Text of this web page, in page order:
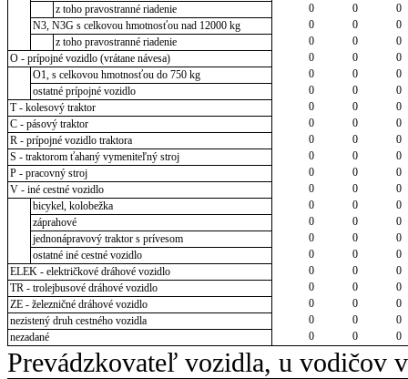
z toho pravostranné riadenie
0 0
0
N3, N3G s celkovou hmotnosťou nad 12000 kg
0 0
0
z toho pravostranné riadenie
0 0
0
O - prípojné vozidlo (vrátane návesa)
0 0
0
O1, s celkovou hmotnosťou do 750 kg
0 0
0
ostatné prípojné vozidlo
0 0
0
T - kolesový traktor
0 0
0
C - pásový traktor
0 0
0
R - prípojné vozidlo traktora
0 0
0
S - traktorom ťahaný vymeniteľný stroj
0 0
0
P - pracovný stroj
0 0
0
V - iné cestné vozidlo
0 0
0
bicykel, kolobežka
0 0
0
záprahové
0 0
0
jednonápravový traktor s prívesom
0 0
0
ostatné iné cestné vozidlo
0 0
0
ELEK - električkové dráhové vozidlo
0 0
0
TR - trolejbusové dráhové vozidlo
0 0
0
ZE - železničné dráhové vozidlo
0 0
0
nezistený druh cestného vozidla
0 0
0
nezadané
0 0 0
Prevádzkovateľ vozidla, u vodičov